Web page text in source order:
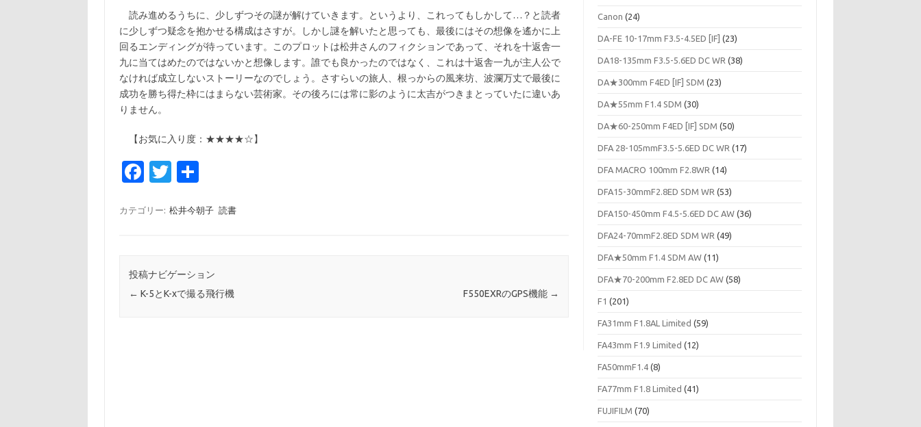
読み進めるうちに、少しずつその謎が解けていきます。というより、これってもしかして…？と読者
に少しずつ疑念を抱かせる構成はさすが。しかし謎を解いたと思っても、最後にはその想像を遙かに上
回るエンディングが待っています。このプロットは松井さんのフィクションであって、それを十返舎一
九に当てはめたのではないかと想像します。誰でも良かったのではなく、これは十返舎一九が主人公で
なければ成立しないストーリーなのでしょう。さすらいの旅人、根っからの風来坊、波瀾万丈で最後に
成功を勝ち得た枠にはまらない芸術家。その後ろには常に影のように太吉がつきまとっていたに違いあ
りません。
【お気に入り度：★★★★☆】
Fa
e
o
k
T
it
カテゴリー: 松井今朝子 読書
投稿ナビゲーション
← K-5とK-xで撮る飛行機 F550EXRのGPS機能 →
Canon (24)
DA-FE 10-17mm F3.5-4.5ED [IF] (23)
DA18-135mm F3.5-5.6ED DC WR (38)
DA★300mm F4ED [IF] SDM (23)
DA★55mm F1.4 SDM (30)
DA★60-250mm F4ED [IF] SDM (50)
DFA 28-105mmF3.5-5.6ED DC WR (17)
DFA MACRO 100mm F2.8WR (14)
DFA15-30mmF2.8ED SDM WR (53)
DFA150-450mm F4.5-5.6ED DC AW (36)
DFA24-70mmF2.8ED SDM WR (49)
DFA★50mm F1.4 SDM AW (11)
DFA★70-200mm F2.8ED DC AW (58)
F1 (201)
FA31mm F1.8AL Limited (59)
FA43mm F1.9 Limited (12)
FA50mmF1.4 (8)
FA77mm F1.8 Limited (41)
FUJIFILM (70)